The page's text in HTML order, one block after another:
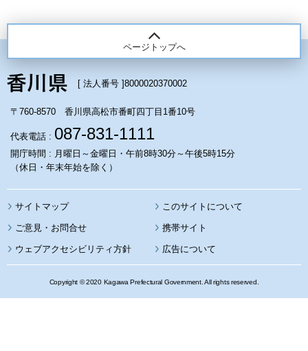
ページトップへ
[ 法人番号 ]8000020370002
〒760-8570 香川県高松市番町四丁目1番10号
代表電話 : 087-831-1111
開庁時間 : 月曜日～金曜日・午前8時30分～午後5時15分
（休日・年末年始を除く）
サイトマップ このサイトについて
携帯サイト
ウェブアクセシビリティ方針 広告について
Copyright © 2020 Kagawa Prefectural Government. All rights reserved.